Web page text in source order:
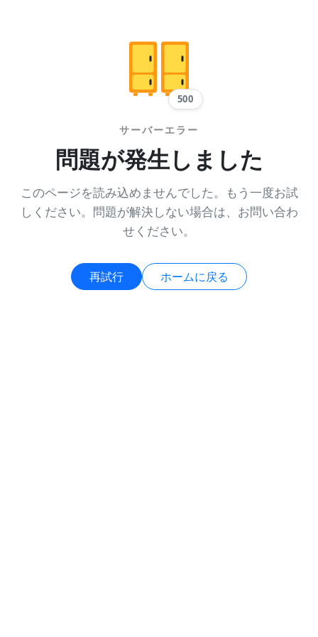
500
サーバーエラー
問題が発生しました
このページを読み込めませんでした。もう一度お試
しください。問題が解決しない場合は、お問い合わ
せください。
再試行 ホームに戻る